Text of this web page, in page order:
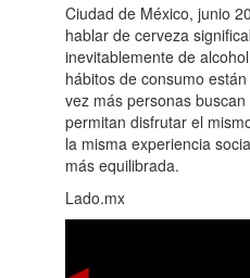
Ciudad de México, junio
hablar de cerveza
inevitablemente de
hábitos de consumo
vez más personas
permitan disfrutar el
la misma experiencia
más equilibrada.
Lado.mx